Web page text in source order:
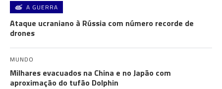
A GUERRA
Ataque ucraniano à Rússia com número recorde de
drones
MUNDO
Milhares evacuados na China e no Japão com
aproximação do tufão Dolphin